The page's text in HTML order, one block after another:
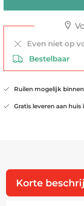
Even niet op
Bestelbaar
Ruilen mogelijk binnen
Gratis leveren aan huis
Korte